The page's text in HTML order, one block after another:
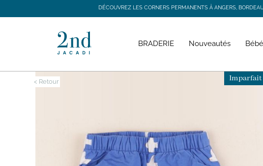
DÉCOUVREZ LES CORNERS PERMANENTS À ANGERS,
BRADERIE Nouveautés
< Retour Imparfait